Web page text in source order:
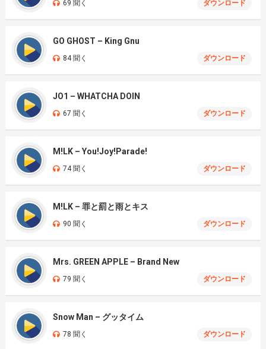
69 聞く ダウンロード
GO GHOST – King Gnu
84 聞く ダウンロード
JO1 – WHATCHA DOIN
67 聞く ダウンロード
M!LK – You!Joy!Parade!
74 聞く ダウンロード
M!LK – 罪と罰と雨とキス
90 聞く ダウンロード
Mrs. GREEN APPLE – Brand New
79 聞く ダウンロード
Snow Man – グッタイム
78 聞く ダウンロード